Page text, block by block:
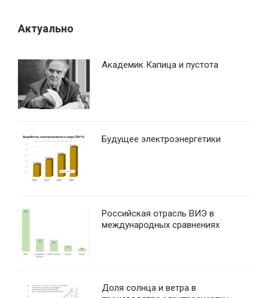
Актуально
Академик Капица и пустота
Будущее электроэнергетики
Российская отрасль ВИЭ в
международных сравнениях
Доля солнца и ветра в